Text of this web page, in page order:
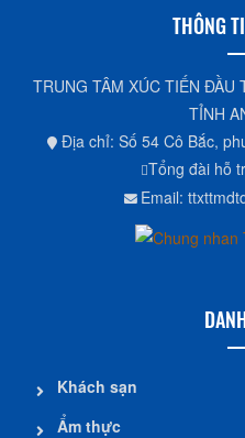
THÔNG
TRUNG TÂM XÚC TIẾN ĐẦU
TỈNH
Địa chỉ: Số 54 Cô Bắc,
Tổng đài hỗ
Email:
Khách sạn
Ẩm thực